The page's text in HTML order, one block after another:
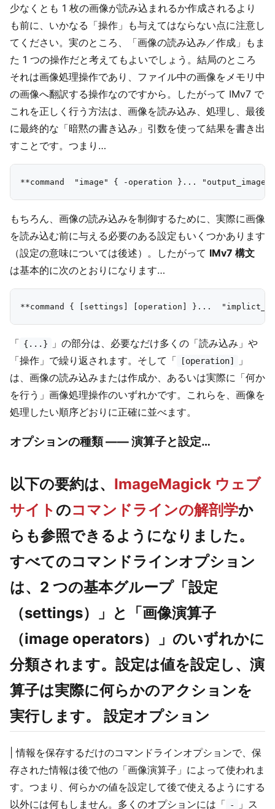
少なくとも 1 枚の画像が読み込まれるか作成されるより
も前に、いかなる「操作」も与えてはならない点に注意し
てください。実のところ、「画像の読み込み／作成」もま
た 1 つの操作だと考えてもよいでしょう。結局のところ
それは画像処理操作であり、ファイル中の画像をメモリ中
の画像へ翻訳する操作なのですから。したがって IMv7 で
これを正しく行う方法は、画像を読み込み、処理し、最後
に最終的な「暗黙の書き込み」引数を使って結果を書き出
すことです。つまり…
もちろん、画像の読み込みを制御するために、実際に画像
を読み込む前に与える必要のある設定もいくつかあります
（設定の意味については後述）。したがって IMv7 構文
は基本的に次のとおりになります…
「 {...}
」の部分は、必要なだけ多くの「読み込み」や
「操作」で繰り返されます。そして「
[operation]
」
は、画像の読み込みまたは作成か、あるいは実際に「何か
を行う」画像処理操作のいずれかです。これらを、画像を
処理したい順序どおりに正確に並べます。
オプションの種類 —— 演算子と設定…
以下の要約は、 ImageMagick ウェブ
サイト のコマンドラインの解剖学か
らも参照できるようになりました。
すべてのコマンドラインオプション
は、2 つの基本グループ「設定
（settings）」と「画像演算子
（image operators）」のいずれかに
分類されます。設定は値を設定し、演
算子は実際に何らかのアクションを
実行します。 設定オプション
| 情報を保存するだけのコマンドラインオプションで、保
存された情報は後で他の「画像演算子」によって使われま
す。つまり、何らかの値を設定して後で使えるようにする
以外には何もしません。多くのオプションには「 -
」ス